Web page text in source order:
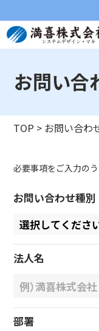
お問い合
TOP > お問い合わ
必要事項をご入力の
お問い合わせ種別
法人名
部署